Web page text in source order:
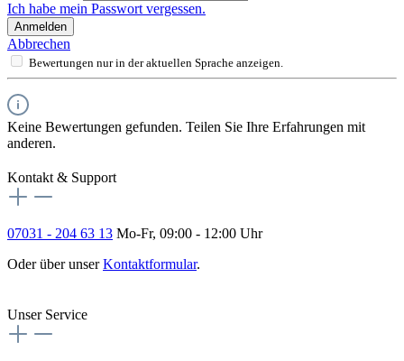
Ich habe mein Passwort vergessen.
Anmelden
Abbrechen
Bewertungen nur in der aktuellen Sprache anzeigen.
Keine Bewertungen gefunden. Teilen Sie Ihre Erfahrungen mit
anderen.
Kontakt & Support
07031 - 204 63 13 Mo-Fr, 09:00 - 12:00 Uhr
Oder über unserKontaktformular.
Unser Service